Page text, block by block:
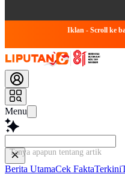
Iklan - Scroll ke
Menu
Tanya apapun tentang artikel ini...
Berita UtamaCek FaktaTerkini